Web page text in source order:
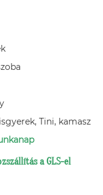
Tini, kamasz
a GLS-el